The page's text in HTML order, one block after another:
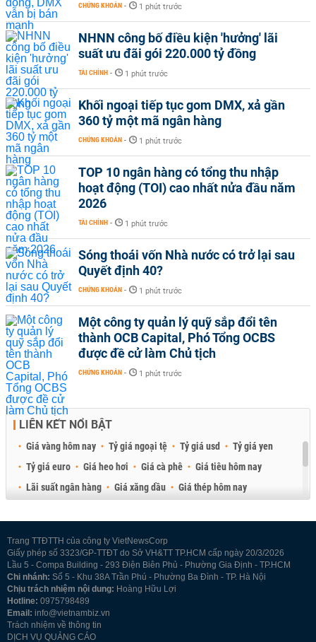
CHỨNG KHOÁN - 1 phút trước
NHNN công bố điều kiện 'hưởng' lãi
suất ưu đãi gói 220.000 tỷ đồng
TÀI CHÍNH - 1 phút trước
Khối ngoại tiếp tục gom DMX, xả gần
360 tỷ một mã ngân hàng
CHỨNG KHOÁN - 1 phút trước
TOP 10 ngân hàng có tổng thu nhập
hoạt động (TOI) cao nhất nửa đầu năm
2026
TÀI CHÍNH - 1 phút trước
Sóng thoái vốn Nhà nước có trở lại sau
Quyết định 40?
CHỨNG KHOÁN - 1 phút trước
Một công ty quản lý quỹ sắp đổi tên
thành OCB Capital, Phó Tổng OCBS
được đề cử làm Chủ tịch
CHỨNG KHOÁN - 1 phút trước
LIÊN KẾT NỔI BẬT
Giá vàng hôm nay Tỷ giá ngoại tệ Tỷ giá usd
Tỷ giá yen
Tỷ giá euro
Giá heo hơi Giá cà phê
Giá tiêu hôm nay
Lãi suất ngân hàng
Giá xăng dầu
Giá thép hôm nay
Trang TTĐTTH của công ty VietNewsCorp
Giấy phép số 3323/GP-TTĐT do Sở VH&TT TP.HCM cấp ngày 20/3/2026
Lầu 5 - Compa Building - 293 Điện Biên Phủ - Phường Gia Định - TP.HCM
Chi nhánh: Số 5 - Khu 38A Trần Phú - Phường Ba Đình - TP. Hà Nội
Chịu trách nhiệm nội dung: Hoàng Hữu Lợi
Hotline: 0975798489
Email: info@vietnambiz.vn
Trách nhiệm về thông tin
DỊCH VỤ QUẢNG CÁO